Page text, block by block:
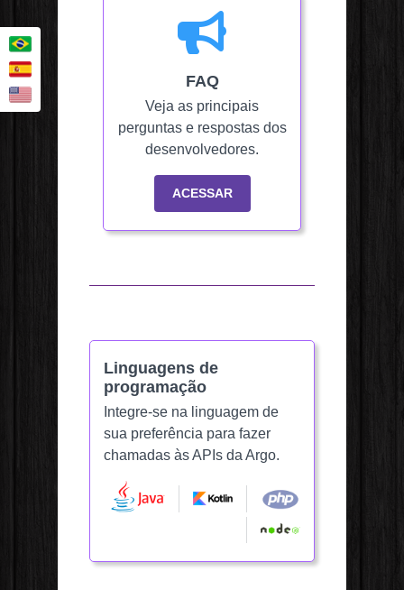
FAQ
Veja as principais
perguntas e respostas dos
desenvolvedores.
ACESSAR
Linguagens de
programação
Integre-se na linguagem de
sua preferência para fazer
chamadas às APIs da Argo.